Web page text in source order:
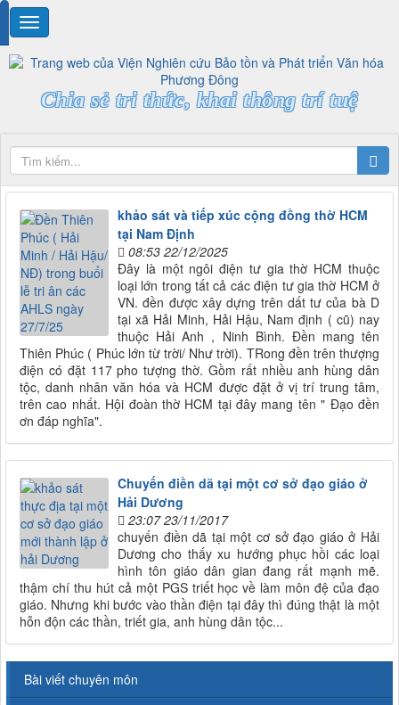
Chia sẻ tri thức, khai thông trí tuệ
khảo sát và tiếp xúc cộng đồng thờ HCM
tại Nam Định
08:53 22/12/2025
Đây là một ngôi điện tư gia thờ HCM thuộc
loại lớn trong tất cả các điện tư gia thờ HCM ở
VN. đền được xây dựng trên dất tư của bà D
tại xã Hải Minh, Hải Hậu, Nam định ( cũ) nay
thuộc Hải Anh , Ninh Bình. Đền mang tên
Thiên Phúc ( Phúc lớn từ trời/ Như trời). TRong đền trên thượng
điện có đặt 117 pho tượng thờ. Gồm rất nhiều anh hùng dân
tộc, danh nhân văn hóa và HCM được đặt ở vị trí trung tâm,
trên cao nhất. Hội đoàn thờ HCM tại đây mang tên " Đạo đền
ơn đáp nghĩa".
Chuyến điền dã tại một cơ sở đạo giáo ở
Hải Dương
23:07 23/11/2017
chuyến điền dã tại một cơ sở đạo giáo ở Hải
Dương cho thấy xu hướng phục hồi các loại
hình tôn giáo dân gian đang rất mạnh mẽ.
thậm chí thu hút cả một PGS triết học về làm môn đệ của đạo
giáo. Nhưng khi bước vào thần điện tại đây thì đúng thật là một
hỗn độn các thần, triết gia, anh hùng dân tộc...
Bài viết chuyên môn